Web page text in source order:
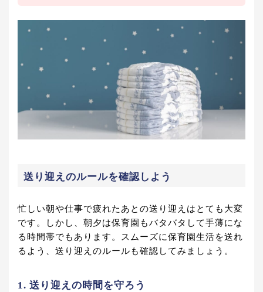
送り迎えのルールを確認しよう
忙しい朝や仕事で疲れたあとの送り迎えはとても大変
です。しかし、朝夕は保育園もバタバタして手薄にな
る時間帯でもあります。スムーズに保育園生活を送れ
るよう、送り迎えのルールも確認してみましょう。
1. 送り迎えの時間を守ろう